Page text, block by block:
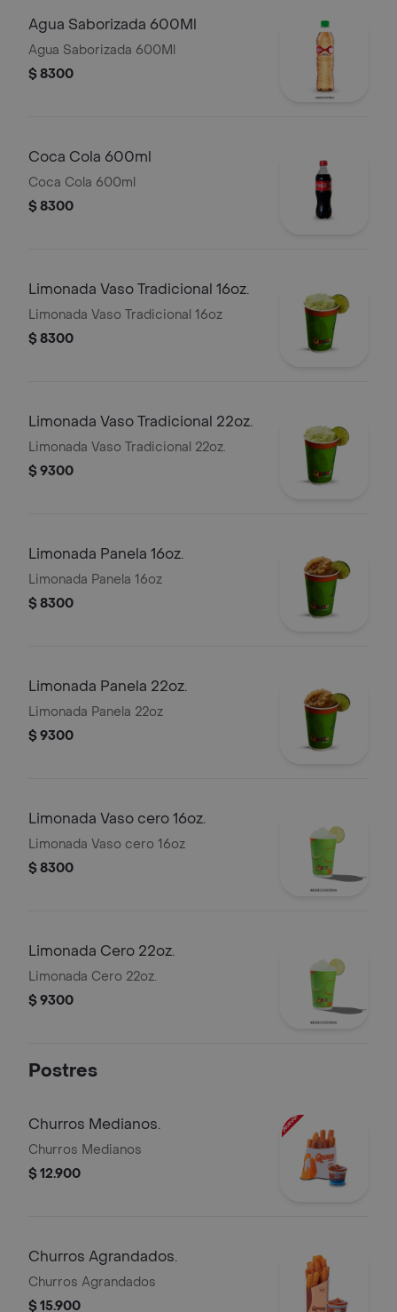
Agua Saborizada 600Ml
Agua Saborizada 600Ml
$ 8300
Coca Cola 600ml
Coca Cola 600ml
$ 8300
Limonada Vaso Tradicional 16oz.
Limonada Vaso Tradicional 16oz
$ 8300
Limonada Vaso Tradicional 22oz.
Limonada Vaso Tradicional 22oz.
$ 9300
Limonada Panela 16oz.
Limonada Panela 16oz
$ 8300
Limonada Panela 22oz.
Limonada Panela 22oz
$ 9300
Limonada Vaso cero 16oz.
Limonada Vaso cero 16oz
$ 8300
Limonada Cero 22oz.
Limonada Cero 22oz.
$ 9300
Postres
Churros Medianos.
Churros Medianos
$ 12.900
Churros Agrandados.
Churros Agrandados
$ 15.900